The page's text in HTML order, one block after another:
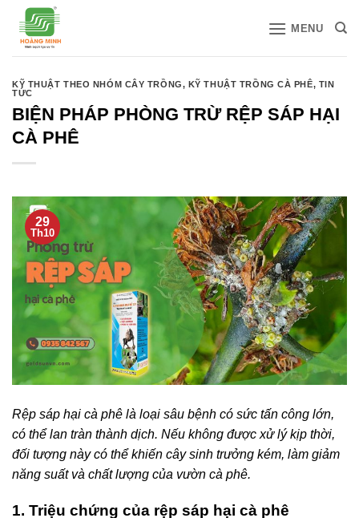
qua
MENU
KỸ THUẬT THEO NHÓM CÂY TRỒNG, KỸ THUẬT TRỒNG CÀ PHÊ, TIN
TỨC
BIỆN PHÁP PHÒNG TRỪ RỆP SÁP HẠI
CÀ PHÊ
29
Th10
Rệp sáp hại cà phê là loại sâu bệnh có sức tấn công lớn,
có thể lan tràn thành dịch. Nếu không được xử lý kịp thời,
đối tượng này có thể khiến cây sinh trưởng kém, làm giảm
năng suất và chất lượng của vườn cà phê.
1. Triệu chứng của rệp sáp hại cà phê